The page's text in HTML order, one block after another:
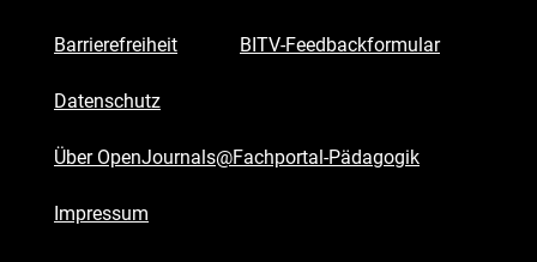
Barrierefreiheit BITV-Feedbackformular
Datenschutz
Über OpenJournals@Fachportal-Pädagogik
Impressum